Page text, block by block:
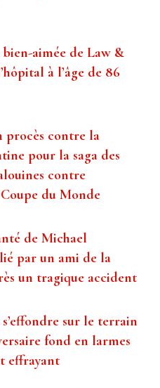
aimée de Law &
à l’âge de 86
procès contre la
pour la saga des
contre
du Monde
de Michael
par un ami de la
un tragique accident
sur le terrain
fond en larmes
effrayant